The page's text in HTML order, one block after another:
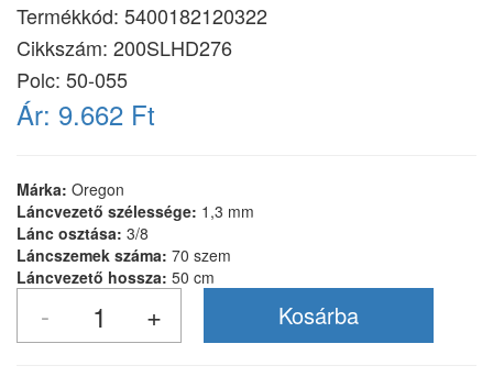
Termékkód: 5400182120322
Cikkszám: 200SLHD276
Polc: 50-055
Ár: 9.662 Ft
Márka: Oregon
Láncvezető szélessége: 1,3 mm
Lánc osztása: 3/8
Láncszemek száma: 70 szem
Láncvezető hossza: 50 cm